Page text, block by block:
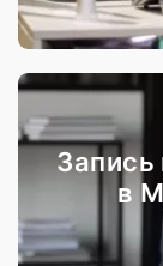
Запись
в